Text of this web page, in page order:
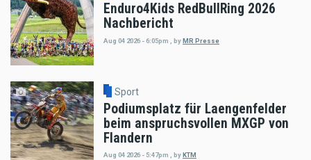
Enduro4Kids RedBullRing 2026
Nachbericht
Aug 04 2026 - 6:05pm byMR Presse
Sport
Podiumsplatz für Laengenfelder
beim anspruchsvollen MXGP von
Flandern
Aug 04 2026 - 5:47pm , by KTM